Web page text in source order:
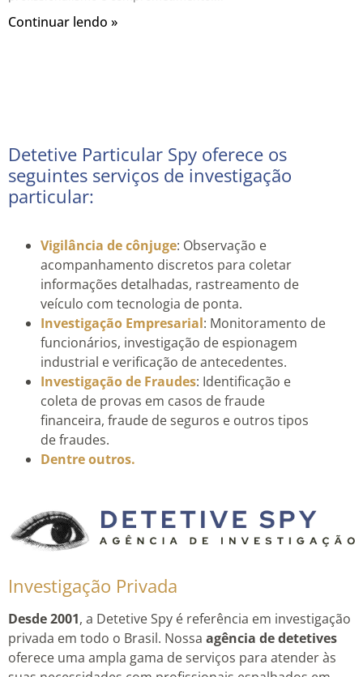
Continuar lendo »
Detetive Particular Spy oferece os
seguintes serviços de investigação
particular:
Vigilância de cônjuge: Observação e
acompanhamento discretos para coletar
informações detalhadas, rastreamento de
veículo com tecnologia de ponta.
Investigação Empresarial: Monitoramento de
funcionários, investigação de espionagem
industrial e verificação de antecedentes.
Investigação de Fraudes: Identificação e
coleta de provas em casos de fraude
financeira, fraude de seguros e outros tipos
de fraudes.
Dentre outros.
Investigação Privada
Desde 2001, a Detetive Spy é referência em investigação
privada em todo o Brasil. Nossa agência de detetives
oferece uma ampla gama de serviços para atender às